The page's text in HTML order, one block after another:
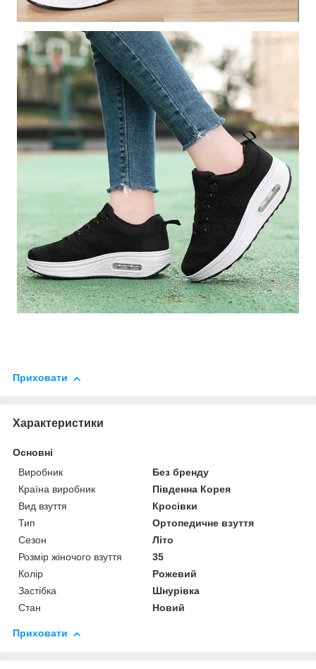
Приховати
Характеристики
Основні
Виробник
Без бренду
Країна виробник
Південна Корея
Вид взуття
Кросівки
Тип
Ортопедичне взуття
Сезон
Літо
Розмір жіночого взуття
35
Колір
Рожевий
Застібка
Шнурівка
Стан
Новий
Приховати